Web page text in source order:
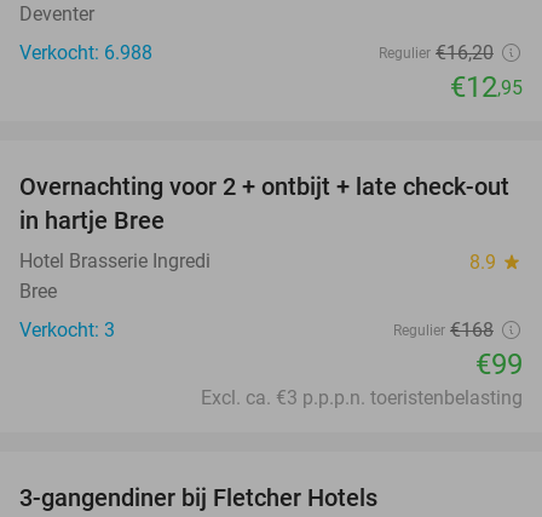
Deventer
Verkocht: 6.988
Regulier €16,20
€12,95
41%
TODAY
Overnachting voor 2 + ontbijt + late check-out
in hartje Bree
Hotel Brasserie Ingredi 8.9 star
Bree
Verkocht: 3
Regulier €168
€99
Excl. ca. €3 p.p.p.n. toeristenbelasting
3-gangendiner bij Fletcher Hotels